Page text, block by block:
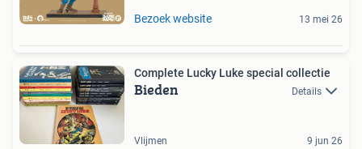
Bezoek website 13 mei 26
Complete Lucky Luke special collectie
Bieden Details
Vlijmen 9 jun 26